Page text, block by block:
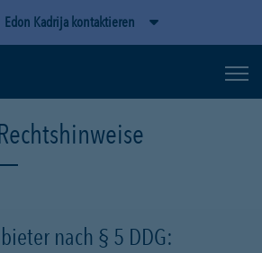
Edon Kadrija kontaktieren
nach § 5 DDG: